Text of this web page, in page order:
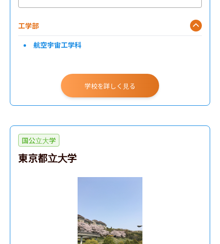
工学部
航空宇宙工学科
学校を詳しく見る
国公立大学
東京都立大学